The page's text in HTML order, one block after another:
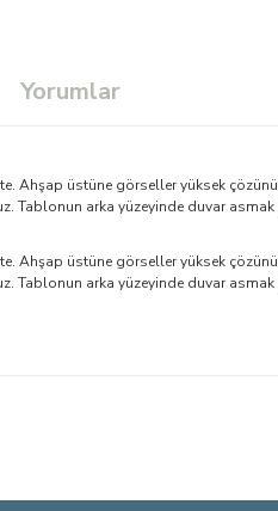
Yorumlar
üstüne görseller yüksek
Tablonun arka yüzeyinde duvar
üstüne görseller yüksek
Tablonun arka yüzeyinde duvar